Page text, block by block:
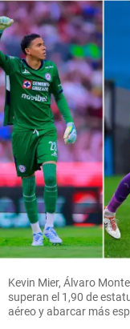
Kevin Mier, Álvaro
superan el 1,90 de
aéreo y abarcar más